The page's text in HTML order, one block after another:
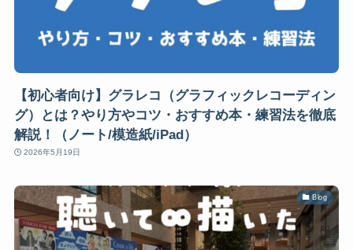
【初心者向け】グラレコ（グラフィックレコーディン
グ）とは？やり方やコツ・おすすめ本・練習法を徹底
解説！（ノート/模造紙/iPad）
2026年5月19日
Blog